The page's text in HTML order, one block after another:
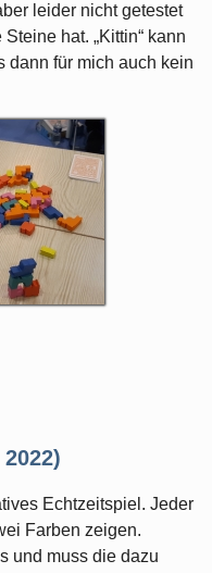
leider nicht getestet
hat. „Kittin“ kann
dann für mich auch kein
Echtzeitspiel. Jeder
Farben zeigen.
und muss die dazu